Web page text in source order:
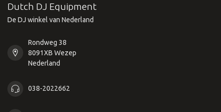
Dutch DJ Equipment
De DJ winkel van Nederland
Rondweg 38
8091XB Wezep
Nederland
038-2022662